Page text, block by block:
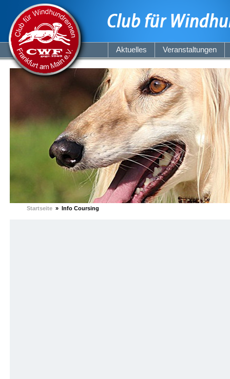
Aktuelles Veranstaltungen
Startseite » Info Coursing